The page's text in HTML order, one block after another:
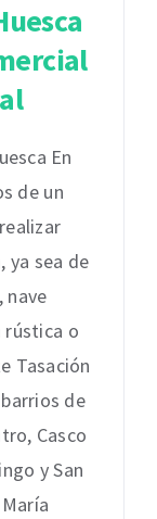
En
de un
ya sea de
nave
rústica o
Tasación
de
Casco
y San